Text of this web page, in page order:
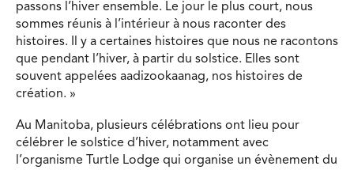
passons l’hiver ensemble. Le jour le plus court, nous
sommes réunis à l’intérieur à nous raconter des
histoires. Il y a certaines histoires que nous ne racontons
que pendant l’hiver, à partir du solstice. Elles sont
souvent appelées aadizookaanag, nos histoires de
création. »
Au Manitoba, plusieurs célébrations ont lieu pour
célébrer le solstice d’hiver, notamment avec
l’organisme Turtle Lodge qui organise un évènement du